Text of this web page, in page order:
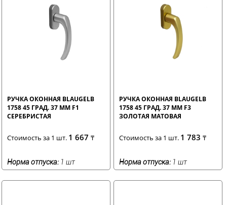
РУЧКА ОКОННАЯ BLAUGELB
1758 45 ГРАД. 37 ММ F1
СЕРЕБРИСТАЯ
Стоимость за 1 шт. 1 667 ₸
Норма отпуска: 1 шт
РУЧКА ОКОННАЯ BLAUGELB
1758 45 ГРАД. 37 ММ F3
ЗОЛОТАЯ МАТОВАЯ
Стоимость за 1 шт. 1 783₸
Норма отпуска: 1 шт